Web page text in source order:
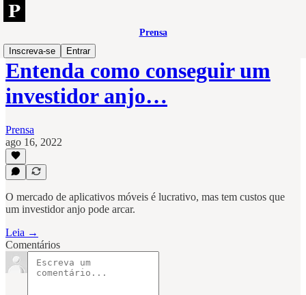
Prensa
Inscreva-se
Entrar
Entenda como conseguir um
investidor anjo…
Prensa
ago 16, 2022
O mercado de aplicativos móveis é lucrativo, mas tem custos que
um investidor anjo pode arcar.
Leia →
Comentários